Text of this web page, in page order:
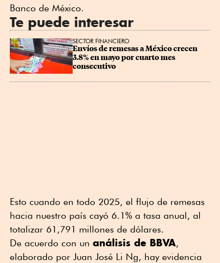
Banco de México.
Te puede interesar
SECTOR FINANCIERO
Envíos de remesas a México crecen
3.8% en mayo por cuarto mes
consecutivo
Esto cuando en todo 2025, el flujo de remesas
hacia nuestro país cayó 6.1% a tasa anual, al
totalizar 61,791 millones de dólares.
De acuerdo con un análisis de BBVA,
elaborado por Juan José Li Ng, hay evidencia